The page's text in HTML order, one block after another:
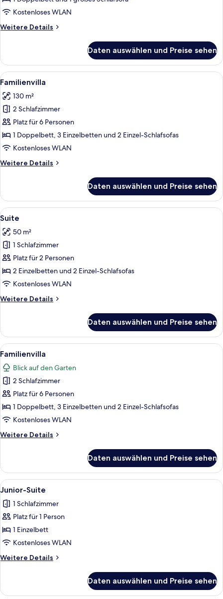
Kostenloses WLAN
Weitere Details
Weitere
Suite
Daten auswählen und Preise sehen
Alle
Fotos
für
Familienvilla
anzeigen
Ein Schlafzimmer mit einem Bett,
18
Familienvilla
130 m²
2 Schlafzimmer
Platz für 6 Personen
1 Doppelbett, 3 Einzelbetten und 2 Einzel-Schlafsofas
Kostenloses WLAN
Weitere Details
Weitere
Daten auswählen und Preise sehen
Alle
Fotos
für
Suite
anzeigen
Ein Hotelzimmer mit Bett,
15
Suite
50 m²
1 Schlafzimmer
Platz für 2 Personen
2 Einzelbetten und 2 Einzel-Schlafsofas
Kostenloses WLAN
Weitere Details
Weitere
Daten auswählen und Preise sehen
Alle
Fotos
für
Familienvilla
anzeigen
Ein modernes Wohnzimmer mit
15
Familienvilla
Blick auf den Garten
2 Schlafzimmer
Platz für 6 Personen
1 Doppelbett, 3 Einzelbetten und 2 Einzel-Schlafsofas
Kostenloses WLAN
Weitere Details
Weitere
Daten auswählen und Preise sehen
Alle
Fotos
für
Junior-
Suite
anzeigen
Ein Zimmer mit einer Couch, einem
1
Junior-Suite
1 Schlafzimmer
Platz für 1 Person
1 Einzelbett
Kostenloses WLAN
Weitere Details
Weitere
Suite
Daten auswählen und Preise sehen